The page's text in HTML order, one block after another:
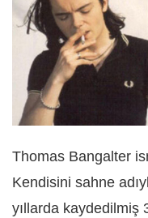
Thomas Bangalter
Kendisini sahne
yıllarda kaydedilmiş